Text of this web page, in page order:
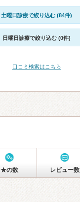
土曜日診療で絞り込む (84件)
日曜日診療で絞り込む (0件)
口コミ検索はこちら
★の数 レビュー数